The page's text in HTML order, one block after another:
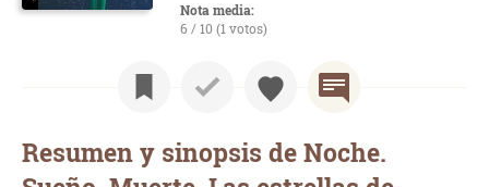
Nota media:
6 / 10 (1 votos)
Resumen y sinopsis de Noche.